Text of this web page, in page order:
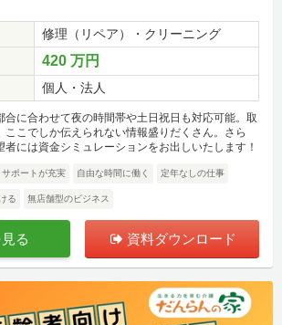
修理（リペア）・クリーニング
420 万円
個人・法人
合に合わせて夜の時間帯や土日祝日も対応可能。取
ここでしか伝えられない情報盛りだくさん。さら
者には資金シミュレーションをお出しいたします！
サポートが充実 自由な時間に働く 定年なしの仕事
る 無店舗型のビジネス
る 資料ダウンロード